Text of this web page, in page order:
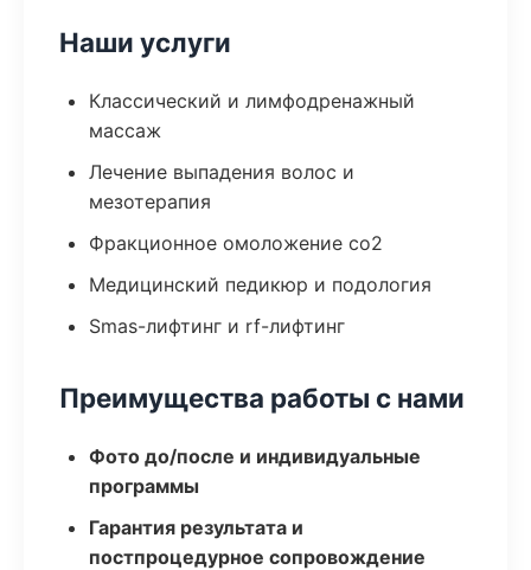
Наши услуги
Классический и лимфодренажный
массаж
Лечение выпадения волос и
мезотерапия
Фракционное омоложение co2
Медицинский педикюр и подология
Smas-лифтинг и rf-лифтинг
Преимущества работы с нами
Фото до/после и индивидуальные
программы
Гарантия результата и
постпроцедурное сопровождение